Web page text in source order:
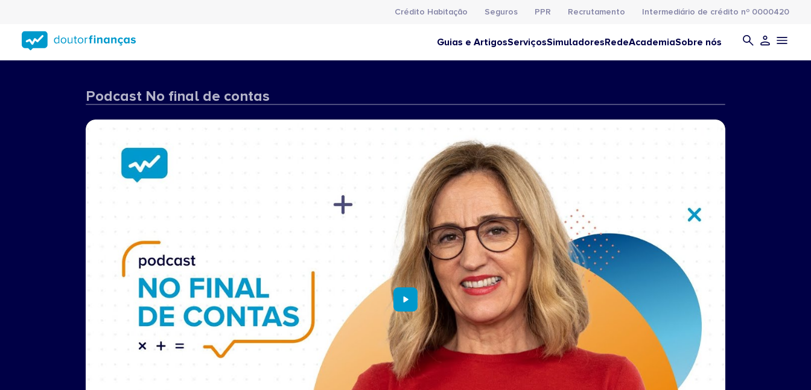
conteúdo
principal
Crédito Habitação Seguros PPR Recrutamento Intermediário de crédito nº 0000420
Guias e ArtigosServiçosSimuladoresRedeAcademiaSobre nós
Podcast No final de contas